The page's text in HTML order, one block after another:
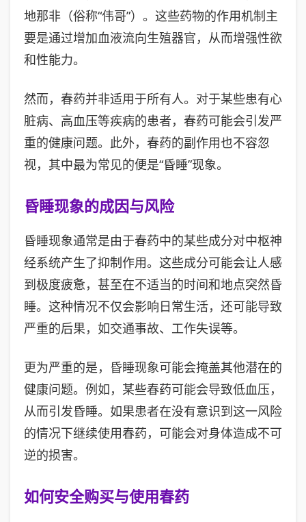
地那非（俗称“伟哥”）。这些药物的作用机制主
要是通过增加血液流向生殖器官，从而增强性欲
和性能力。
然而，春药并非适用于所有人。对于某些患有心
脏病、高血压等疾病的患者，春药可能会引发严
重的健康问题。此外，春药的副作用也不容忽
视，其中最为常见的便是“昏睡”现象。
昏睡现象的成因与风险
昏睡现象通常是由于春药中的某些成分对中枢神
经系统产生了抑制作用。这些成分可能会让人感
到极度疲惫，甚至在不适当的时间和地点突然昏
睡。这种情况不仅会影响日常生活，还可能导致
严重的后果，如交通事故、工作失误等。
更为严重的是，昏睡现象可能会掩盖其他潜在的
健康问题。例如，某些春药可能会导致低血压，
从而引发昏睡。如果患者在没有意识到这一风险
的情况下继续使用春药，可能会对身体造成不可
逆的损害。
如何安全购买与使用春药